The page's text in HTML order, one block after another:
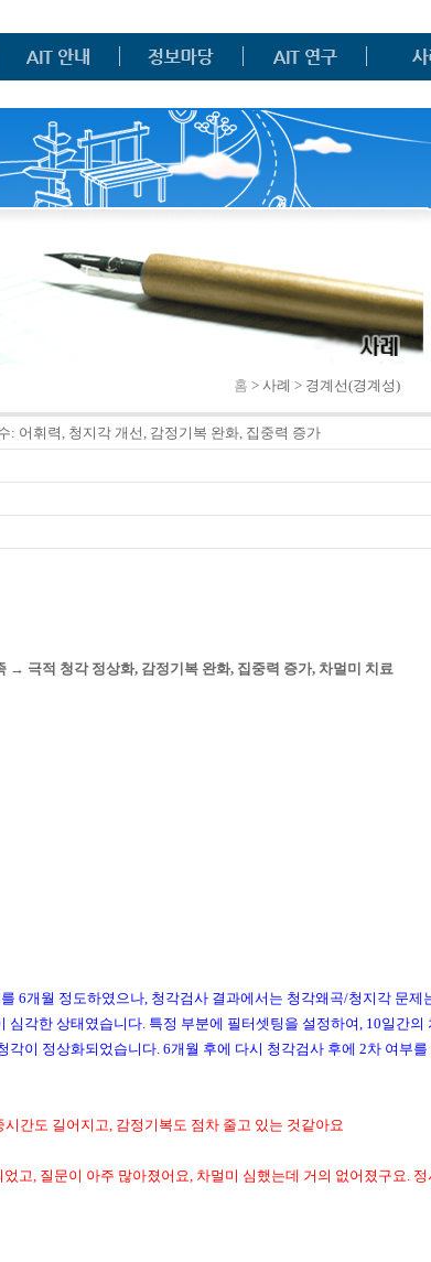
홈 > 사례 > 경계선(경계성)
: 어휘력, 청지각 개선, 감정기복 완화, 집중력 증가
→ 극적 청각 정상화, 감정기복 완화, 집중력 증가, 차멀미 치료
6개월 정도하였으나, 청각검사 결과에서는 청각왜곡/청지각 문제
심각한 상태였습니다. 특정 부분에 필터셋팅을 설정하여, 10일간의
각이 정상화되었습니다. 6개월 후에 다시 청각검사 후에 2차 여부를
간도 길어지고, 감정기복도 점차 줄고 있는 것같아요
고, 질문이 아주 많아졌어요, 차멀미 심했는데 거의 없어졌구요. 정